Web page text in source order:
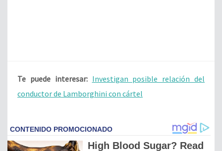
Te puede interesar: Investigan posible relación del
conductor de Lamborghini con cártel